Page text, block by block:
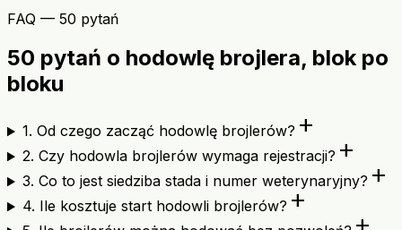
FAQ — 50 pytań
50 pytań o hodowlę brojlera, blok po
bloku
1. Od czego zacząć hodowlę brojlerów? add
2. Czy hodowla brojlerów wymaga rejestracji? add
3. Co to jest siedziba stada i numer weterynaryjny? add
4. Ile kosztuje start hodowli brojlerów? add